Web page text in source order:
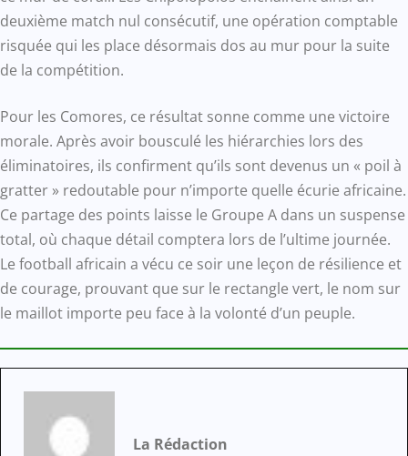
deuxième match nul consécutif, une opération comptable
risquée qui les place désormais dos au mur pour la suite
de la compétition.
Pour les Comores, ce résultat sonne comme une victoire
morale. Après avoir bousculé les hiérarchies lors des
éliminatoires, ils confirment qu’ils sont devenus un « poil à
gratter » redoutable pour n’importe quelle écurie africaine.
Ce partage des points laisse le Groupe A dans un suspense
total, où chaque détail comptera lors de l’ultime journée.
Le football africain a vécu ce soir une leçon de résilience et
de courage, prouvant que sur le rectangle vert, le nom sur
le maillot importe peu face à la volonté d’un peuple.
La Rédaction